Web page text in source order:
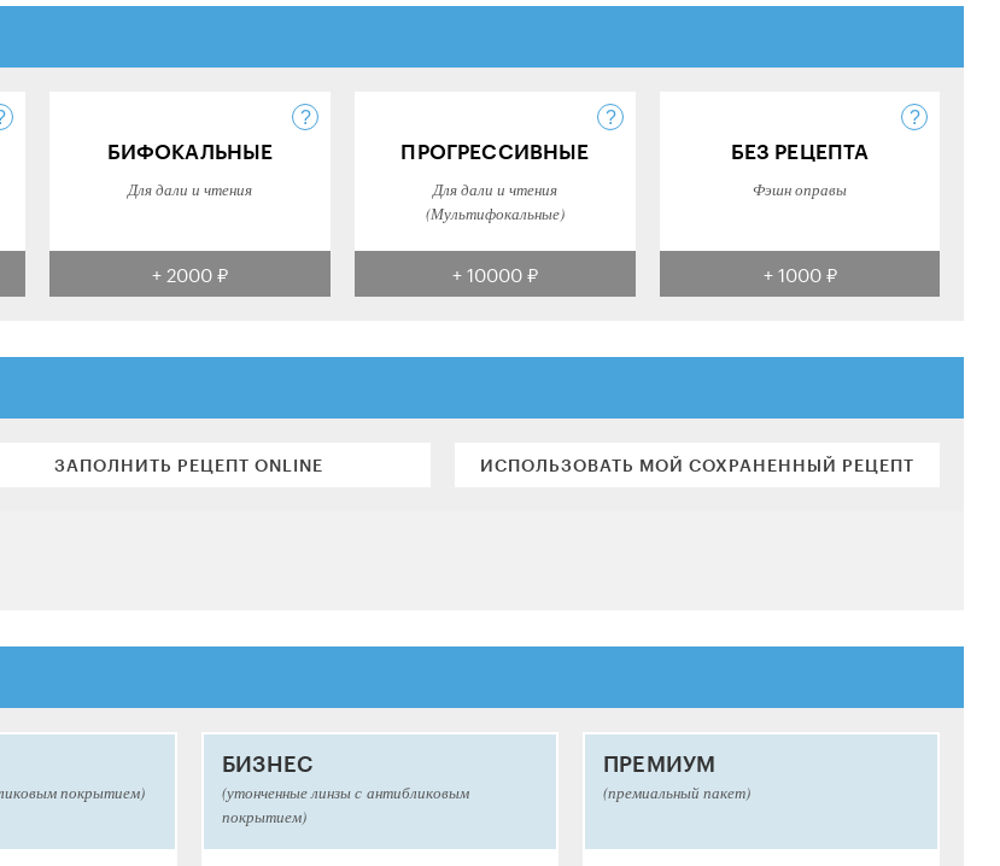
БИФОКАЛЬНЫЕ
Для дали и чтения
+ 2000 ₽
ПРОГРЕССИВНЫЕ
Для дали и чтения
(Мультифокальные)
+ 10000 ₽
БЕЗ РЕЦЕПТА
Фэшн оправы
+ 1000 ₽
ЗАПОЛНИТЬ РЕЦЕПТ ONLINE ИСПОЛЬЗОВАТЬ МОЙ СОХРАНЕННЫЙ РЕЦЕПТ
покрытием)
БИЗНЕС
(утонченные линзы с антибликовым
покрытием)
ПРЕМИУМ
(премиальный пакет)